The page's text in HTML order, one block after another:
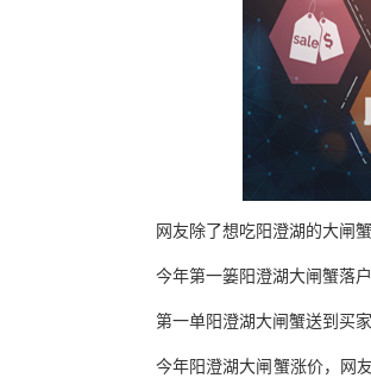
网友除了想吃阳澄湖的大闸
今年第一篓阳澄湖大闸蟹落
第一单阳澄湖大闸蟹送到买
今年阳澄湖大闸蟹涨价，网